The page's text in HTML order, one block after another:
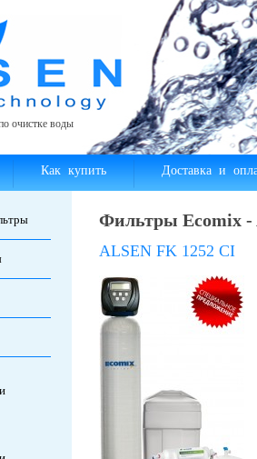
очистке воды
Как купить Доставка и
Фильтры Ecomix -
ALSEN FK 1252 CI